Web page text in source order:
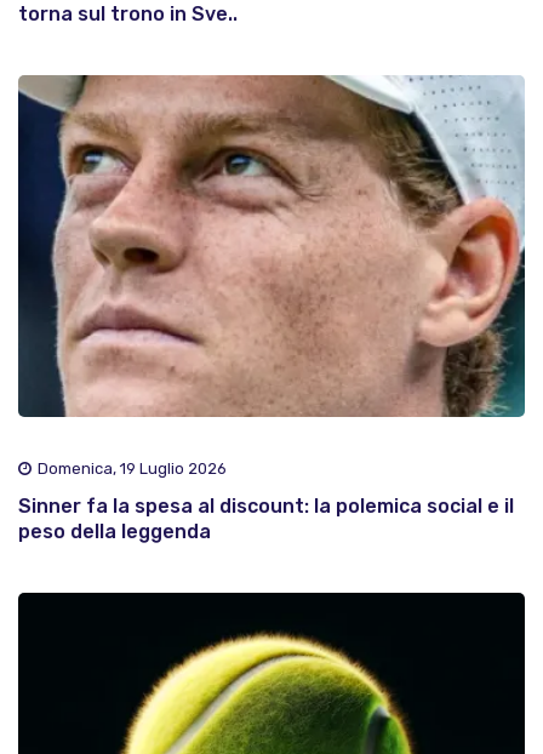
torna sul trono in Sve..
Domenica, 19 Luglio 2026
Sinner fa la spesa al discount: la polemica social e il
peso della leggenda